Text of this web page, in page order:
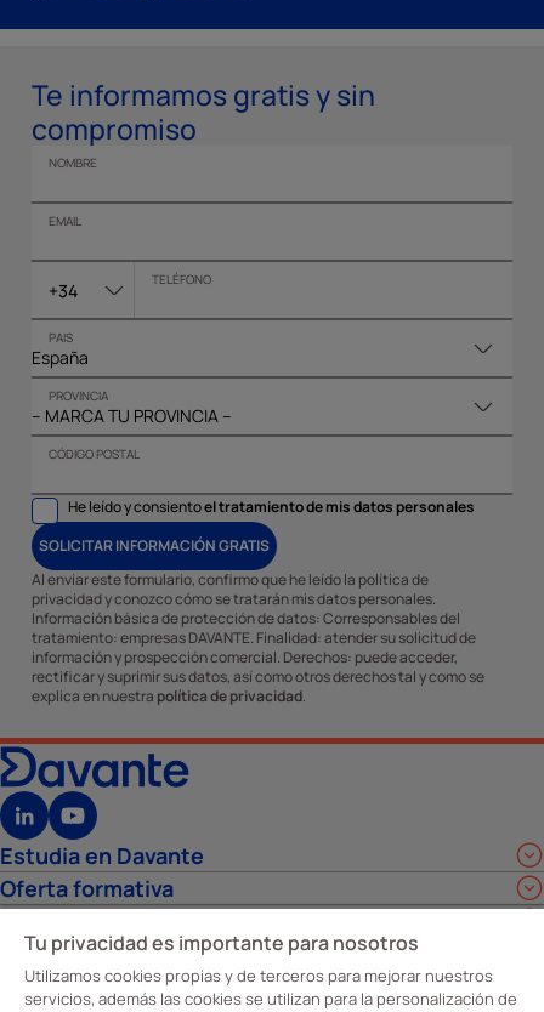
Te informamos gratis y sin
compromiso
NOMBRE
EMAIL
+34 TELÉFONO
PAIS
PROVINCIA
CÓDIGO POSTAL
He leído y consientoel tratamiento de mis datos personales
SOLICITAR INFORMACIÓN GRATIS
Al enviar este formulario, confirmo que he leído la política de
privacidad y conozco cómo se tratarán mis datos personales.
Información básica de protección de datos: Corresponsables del
tratamiento: empresas DAVANTE. Finalidad: atender su solicitud de
información y prospección comercial. Derechos: puede acceder,
rectificar y suprimir sus datos, así como otros derechos tal y como se
explica en nuestra política de privacidad.
Estudia en Davante
Oferta formativa
Sobre nosotros
Todos nuestros centros de FP están homologados
Tu privacidad es importante para nosotros
Utilizamos cookies propias y de terceros para mejorar nuestros
servicios, además las cookies se utilizan para la personalización de